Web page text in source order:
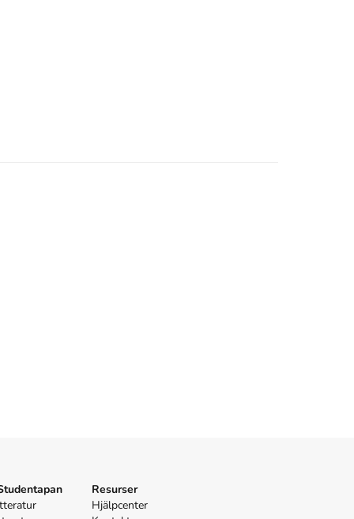
Resurser
Hjälpcenter